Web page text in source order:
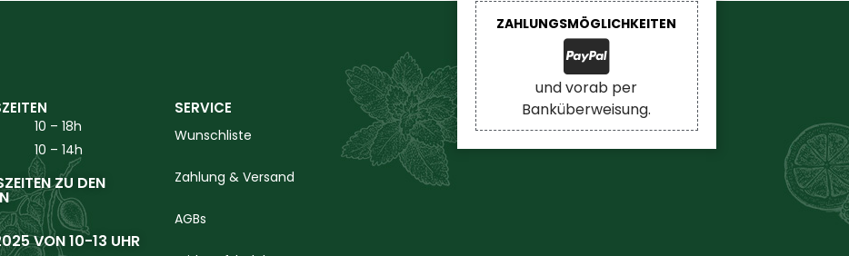
10 – 18h
10 – 14h
ZU DEN
VON 10-13 UHR
SERVICE
Wunschliste
Zahlung & Versand
AGBs
ZAHLUNGSMÖGLICHKEITEN
und vorab per
Banküberweisung.